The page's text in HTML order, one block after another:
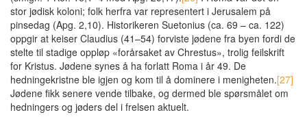
stor jødisk koloni; folk herfra var representert i Jerusalem på
pinsedag (Apg. 2,10). Historikeren Suetonius (ca. 69 – ca. 122)
oppgir at keiser Claudius (41–54) forviste jødene fra byen fordi de
stelte til stadige oppløp «forårsaket av Chrestus», trolig feilskrift
for Kristus. Jødene synes å ha forlatt Roma i år 49. De
hedningekristne ble igjen og kom til å dominere i menigheten.[27]
Jødene fikk senere vende tilbake, og dermed ble spørsmålet om
hedningers og jøders del i frelsen aktuelt.